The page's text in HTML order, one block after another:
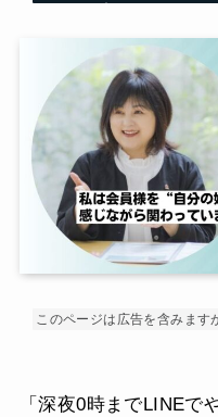
このページは広告を含みます
「深夜0時までLINEで